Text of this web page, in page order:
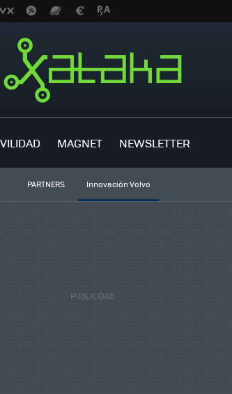
MAGNET NEWSLETTER
PARTNERS Innovación Volvo